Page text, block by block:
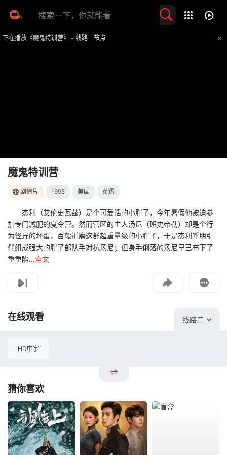
正在播放《魔鬼特训营》 - 线路二节点
魔鬼特训营
剧情片 1995 美国 英语
杰利（艾伦史瓦兹）是个可爱活的小胖子，今年暑假他被迫参
加专门减肥的夏令营。然而营区的主人汤尼（班史帝勒）却是个行
为怪异的坏蛋，百般折磨这群超重量级的小胖子，于是杰利呼朋引
伴组成强大的胖子部队手对抗汤尼；但身手俐落的汤尼早已布下了
重重陷...全文
如遇无法播放请提交给我们
在线观看 线路二
HD中字
猜你喜欢